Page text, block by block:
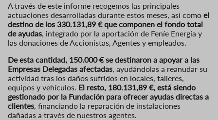
A través de este informe recogemos las principales
actuaciones desarrolladas durante estos meses, así como el
destino de los 330.131,89 € que componen el fondo total
de ayudas , integrado por la aportación de Feníe Energía y
las donaciones de Accionistas, Agentes y empleados.
De esta cantidad, 150.000 € se destinaron a apoyar a las
Empresas Delegadas afectadas , ayudándolas a reanudar su
actividad tras los daños sufridos en locales, talleres,
equipos y vehículos. El resto, 180.131,89 €, está siendo
gestionado por la Fundación para ofrecer ayudas directas a
clientes , financiando la reparación de instalaciones
dañadas a través de nuestros agentes.